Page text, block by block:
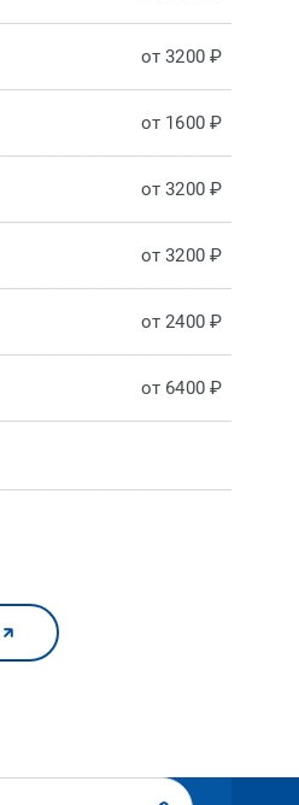
от 3200 ₽
от 1600 ₽
от 3200 ₽
от 3200 ₽
от 2400 ₽
от 6400 ₽